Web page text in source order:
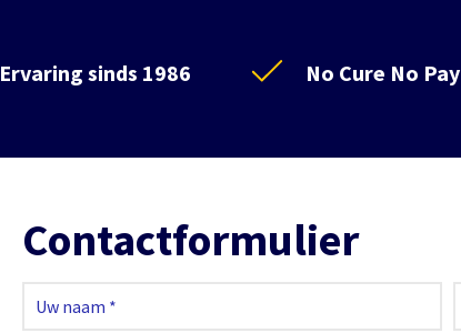
Ervaring sinds 1986 No Cure No Pay
Contactformulier